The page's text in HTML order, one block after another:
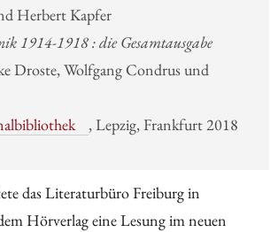
Herbert Kapfer
1914-1918 : die Gesamtausgabe
Droste, Wolfgang Condrus und
, Lepzig, Frankfurt 2018
das Literaturbüro Freiburg in
Hörverlag eine Lesung im neuen